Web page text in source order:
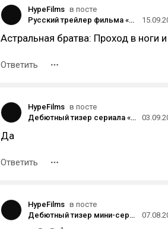
HypeFilms в посте
Русский трейлер фильма «Астрал. Игры призраков»
Астральная братва: Проход в ноги
Ответить
HypeFilms в посте
Дебютный тизер сериала «Чужой: Земля» 2025 года
Да
Ответить
HypeFilms в посте
Дебютный тизер мини-сериала «Все совпадения случайны» с Кейт Бланшетт